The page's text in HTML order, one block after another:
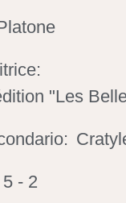
"Les
5 - 2